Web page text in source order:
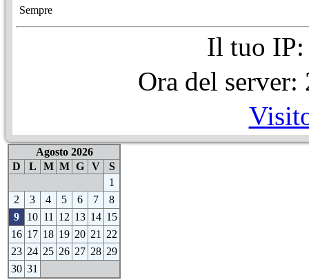
Sempre
Il tuo IP:
Ora del
Agosto 2026
D
L M M G V
S
1
2
3 4 5 6 7
8
9
10 11 12 13 14 15
16 17 18 19 20 21
22
23 24 25 26 27 28 29
30 31